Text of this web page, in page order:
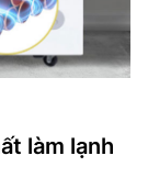
làm lạnh